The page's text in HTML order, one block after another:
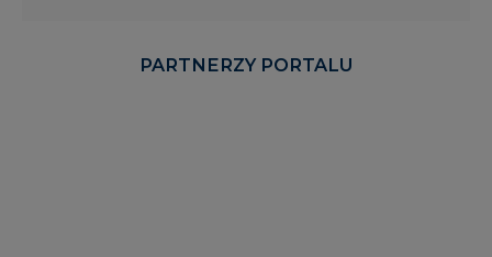
PARTNERZY PORTALU